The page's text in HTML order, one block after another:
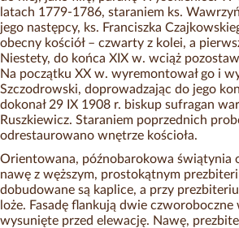
latach 1779-1786, staraniem ks.
jego następcy, ks. Franciszka
obecny kościół – czwarty z kolei, a
Niestety, do końca XIX w. wciąż
Na początku XX w. wyremontował go i
Szczodrowski, doprowadzając do jego
dokonał 29 IX 1908 r. biskup sufragan
Ruszkiewicz. Staraniem poprzednich
odrestaurowano wnętrze kościoła.
Orientowana, późnobarokowa świątynia
nawę z węższym, prostokątnym
dobudowane są kaplice, a przy
loże. Fasadę flankują dwie czworoboczne
wysunięte przed elewację. Nawę,